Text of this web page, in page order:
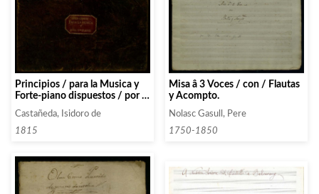
Principios / para la Musica y
Forte-piano dispuestos / por /
Dn Isidoro de Castañera
Castañeda, Isidoro de
1815
Misa â 3 Voces / con / Flautas
y Acompto.
Nolasc Gasull, Pere
1750-1850